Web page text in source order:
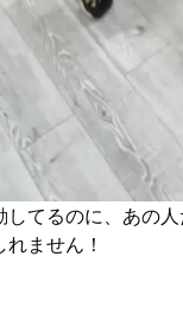
してるのに、あの
ません！